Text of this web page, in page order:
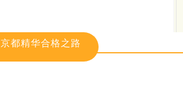
京都精华合格之路